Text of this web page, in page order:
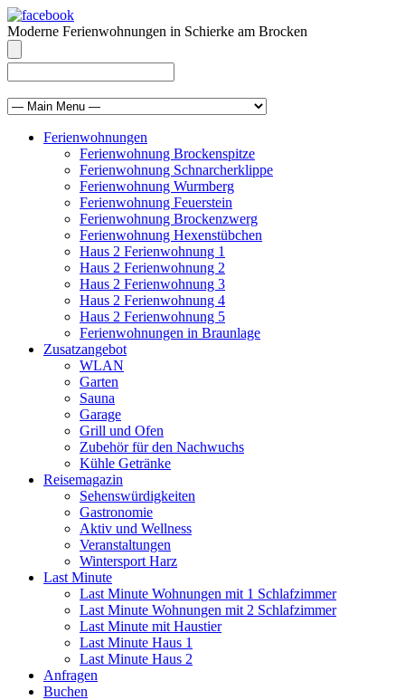
Moderne Ferienwohnungen in Schierke am Brocken
Ferienwohnungen
Ferienwohnung Brockenspitze
Ferienwohnung Schnarcherklippe
Ferienwohnung Wurmberg
Ferienwohnung Feuerstein
Ferienwohnung Brockenzwerg
Ferienwohnung Hexenstübchen
Haus 2 Ferienwohnung 1
Haus 2 Ferienwohnung 2
Haus 2 Ferienwohnung 3
Haus 2 Ferienwohnung 4
Haus 2 Ferienwohnung 5
Ferienwohnungen in Braunlage
Zusatzangebot
WLAN
Garten
Sauna
Garage
Grill und Ofen
Zubehör für den Nachwuchs
Kühle Getränke
Reisemagazin
Sehenswürdigkeiten
Gastronomie
Aktiv und Wellness
Veranstaltungen
Wintersport Harz
Last Minute
Last Minute Wohnungen mit 1 Schlafzimmer
Last Minute Wohnungen mit 2 Schlafzimmer
Last Minute mit Haustier
Last Minute Haus 1
Last Minute Haus 2
Anfragen
Buchen